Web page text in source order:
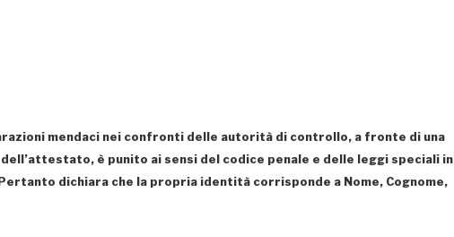
mendaci nei confronti delle autorità di controllo, a fronte di una
è punito ai sensi del codice penale e delle leggi speciali in
dichiara che la propria identità corrisponde a Nome, Cognome,